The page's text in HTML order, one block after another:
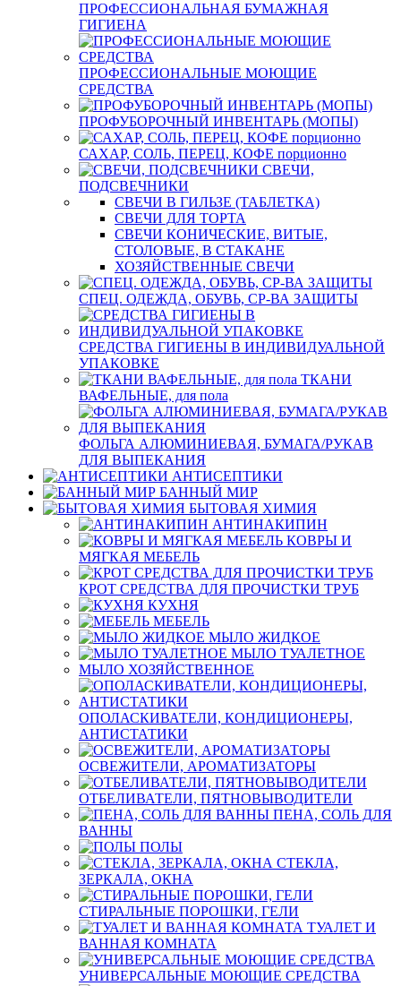
ПРОФЕССИОНАЛЬНАЯ БУМАЖНАЯ
ГИГИЕНА
ПРОФЕССИОНАЛЬНЫЕ МОЮЩИЕ
СРЕДСТВА
ПРОФУБОРОЧНЫЙ ИНВЕНТАРЬ (МОПЫ)
САХАР, СОЛЬ, ПЕРЕЦ, КОФЕ порционно
СВЕЧИ,
ПОДСВЕЧНИКИ
СВЕЧИ В ГИЛЬЗЕ (ТАБЛЕТКА)
СВЕЧИ ДЛЯ ТОРТА
СВЕЧИ КОНИЧЕСКИЕ, ВИТЫЕ,
СТОЛОВЫЕ, В СТАКАНЕ
ХОЗЯЙСТВЕННЫЕ СВЕЧИ
СПЕЦ. ОДЕЖДА, ОБУВЬ, СР-ВА ЗАЩИТЫ
СРЕДСТВА ГИГИЕНЫ В ИНДИВИДУАЛЬНОЙ
УПАКОВКЕ
ТКАНИ
ВАФЕЛЬНЫЕ, для пола
ФОЛЬГА АЛЮМИНИЕВАЯ, БУМАГА/РУКАВ
ДЛЯ ВЫПЕКАНИЯ
АНТИСЕПТИКИ
БАННЫЙ МИР
БЫТОВАЯ ХИМИЯ
АНТИНАКИПИН
КОВРЫ И
МЯГКАЯ МЕБЕЛЬ
КРОТ СРЕДСТВА ДЛЯ ПРОЧИСТКИ ТРУБ
КУХНЯ
МЕБЕЛЬ
МЫЛО ЖИДКОЕ
МЫЛО ТУАЛЕТНОЕ
МЫЛО ХОЗЯЙСТВЕННОЕ
ОПОЛАСКИВАТЕЛИ, КОНДИЦИОНЕРЫ,
АНТИСТАТИКИ
ОСВЕЖИТЕЛИ, АРОМАТИЗАТОРЫ
ОТБЕЛИВАТЕЛИ, ПЯТНОВЫВОДИТЕЛИ
ПЕНА, СОЛЬ ДЛЯ
ВАННЫ
ПОЛЫ
СТЕКЛА,
ЗЕРКАЛА, ОКНА
СТИРАЛЬНЫЕ ПОРОШКИ, ГЕЛИ
ТУАЛЕТ И
ВАННАЯ КОМНАТА
УНИВЕРСАЛЬНЫЕ МОЮЩИЕ СРЕДСТВА